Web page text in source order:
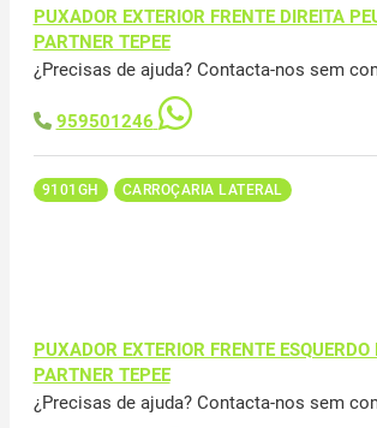
PUXADOR EXTERIOR FRENTE DIREITA
PARTNER TEPEE
¿Precisas de ajuda? Contacta-nos sem
959501246
9101GH CARROÇARIA LATERAL
PUXADOR EXTERIOR FRENTE ESQUERDO
PARTNER TEPEE
¿Precisas de ajuda? Contacta-nos sem